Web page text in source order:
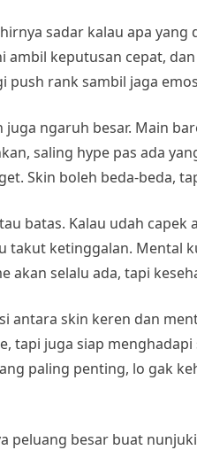
sadar kalau apa
ambil keputusan cepat,
push rank sambil jaga
ngaruh besar. Main
saling hype pas ada
Skin boleh beda-beda,
batas. Kalau udah
takut ketinggalan. Mental
akan selalu ada, tapi
antara skin keren dan
tapi juga siap
paling penting, lo gak
peluang besar buat